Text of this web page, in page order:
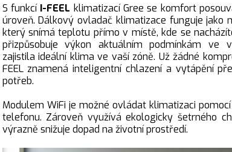
S funkcí I-FEEL klimatizacíGree se komfort
úroveň. Dálkový ovladač klimatizace funguje jako
který snímá teplotu přímo v místě, kde se
přizpůsobuje výkon aktuálním podmínkám ve
zajistila ideální klima ve vaší zóně. Už žádné
FEELznamená inteligentní chlazení a vytápění
potřeb.
Modulem WiFi je možné ovládat klimatizaci
telefonu. Zároveň využívá ekologicky šetrného
výrazně snižuje dopad na životní prostředí.